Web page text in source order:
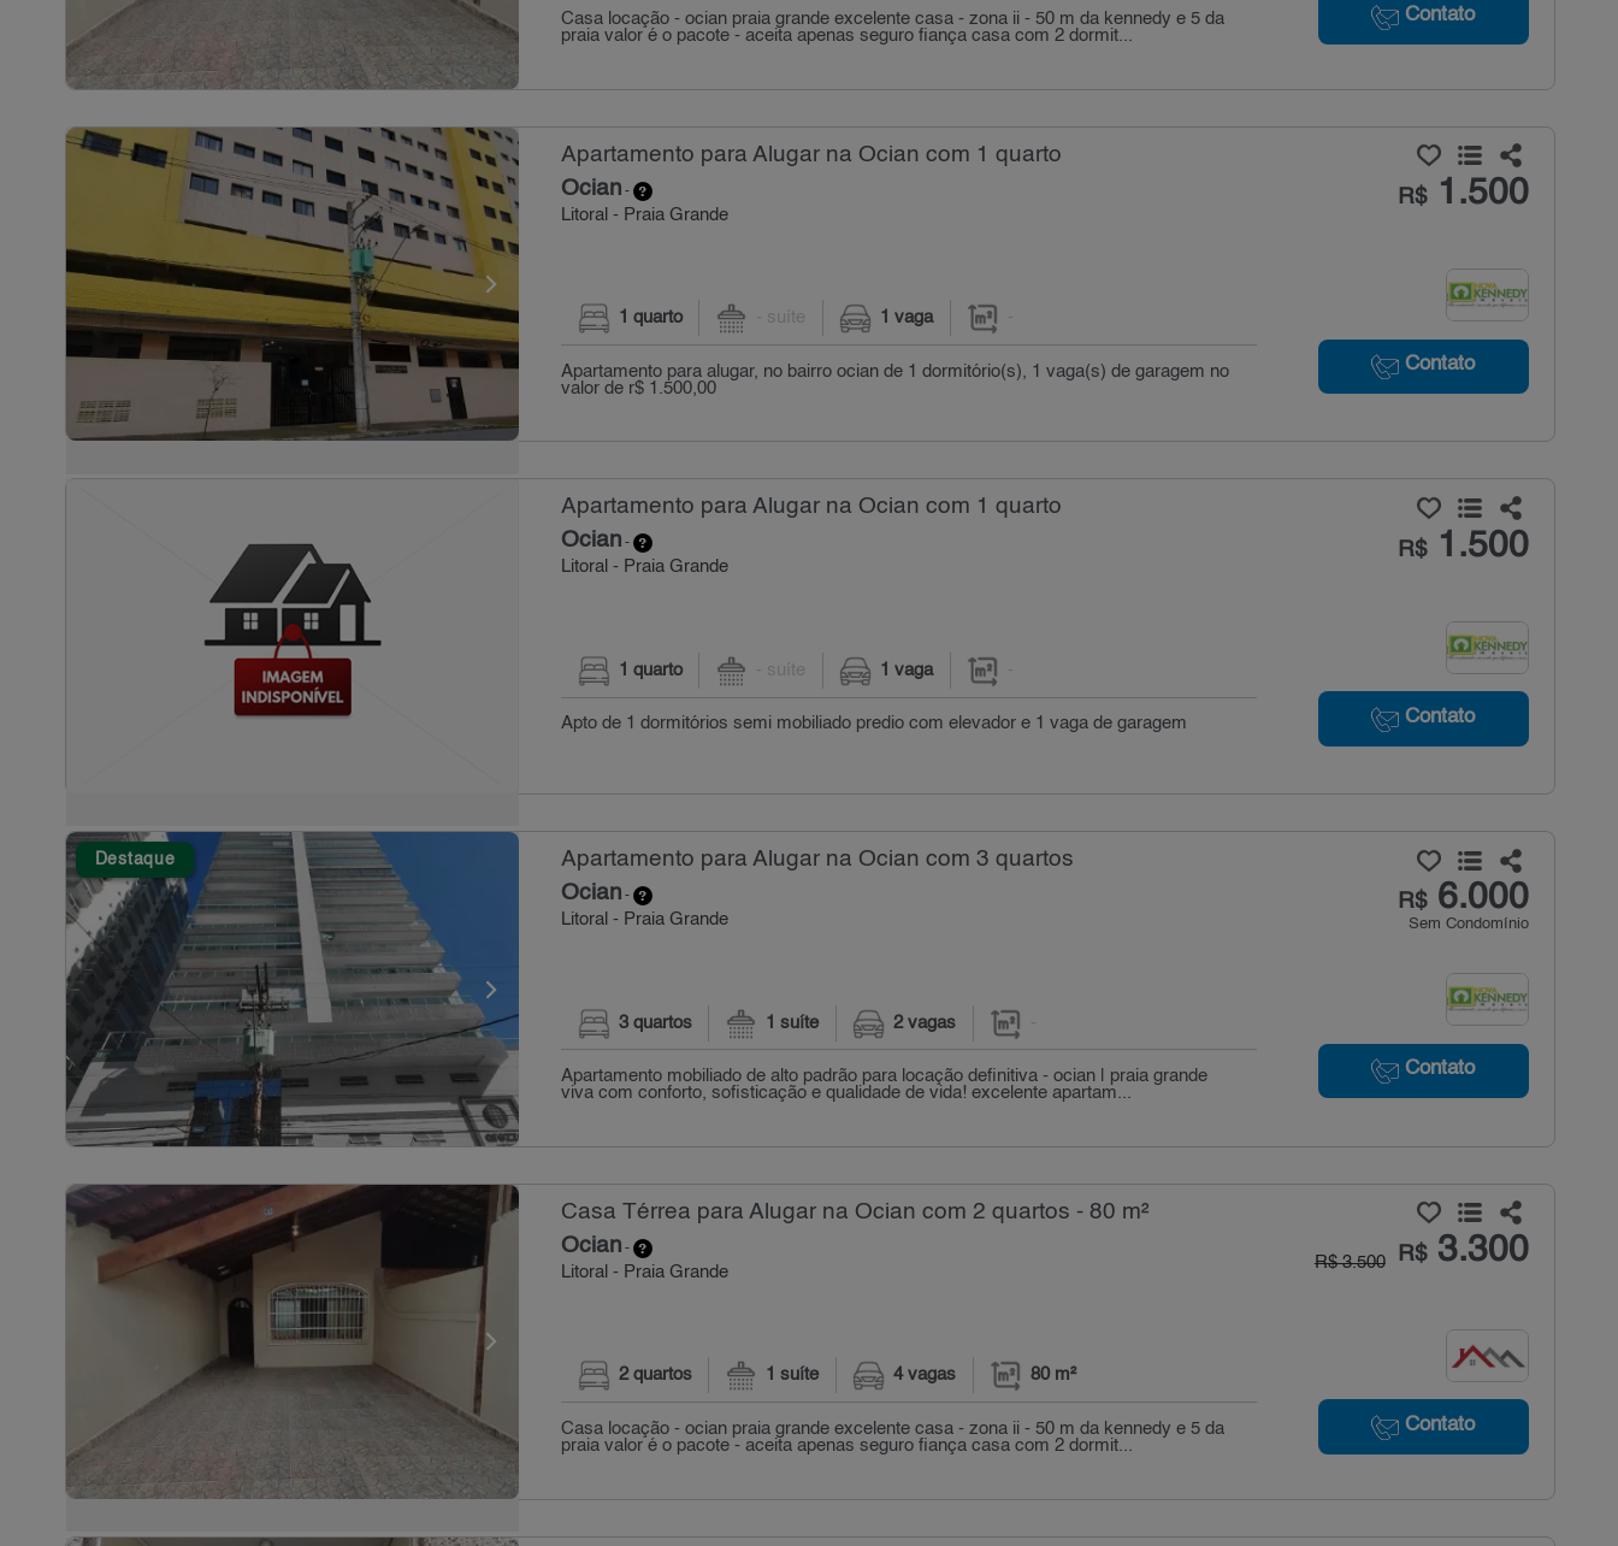
Contato
Casa locação - ocian praia grande excelente casa - zona ii - 50 m da kennedy e 5 da
praia valor é o pacote - aceita apenas seguro fiança casa com 2 dormit...
Apartamento para Alugar na Ocian com 1 quarto
Ocian -
Litoral - Praia Grande
R$1.500
Contato
1 quarto - suíte 1 vaga -
Apartamento para alugar, no bairro ocian de 1 dormitório(s), 1 vaga(s) de garagem no
valor de r$ 1.500,00
Apartamento para Alugar na Ocian com 1 quarto
Ocian -
Litoral - Praia Grande
R$1.500
Contato
1 quarto - suíte 1 vaga -
Apto de 1 dormitórios semi mobiliado predio com elevador e 1 vaga de garagem
Destaque Apartamento para Alugar na Ocian com 3 quartos
Ocian -
Litoral - Praia Grande
R$6.000
Sem Condomínio
Contato
3 quartos 1 suíte 2 vagas -
Apartamento mobiliado de alto padrão para locação definitiva - ocian | praia grande
viva com conforto, sofisticação e qualidade de vida! excelente apartam...
Casa Térrea para Alugar na Ocian com 2 quartos - 80 m²
Ocian -
Litoral - Praia Grande
R$3.300
R$ 3.500
Contato
2 quartos 1 suíte 4 vagas 80 m²
Casa locação - ocian praia grande excelente casa - zona ii - 50 m da kennedy e 5 da
praia valor é o pacote - aceita apenas seguro fiança casa com 2 dormit...